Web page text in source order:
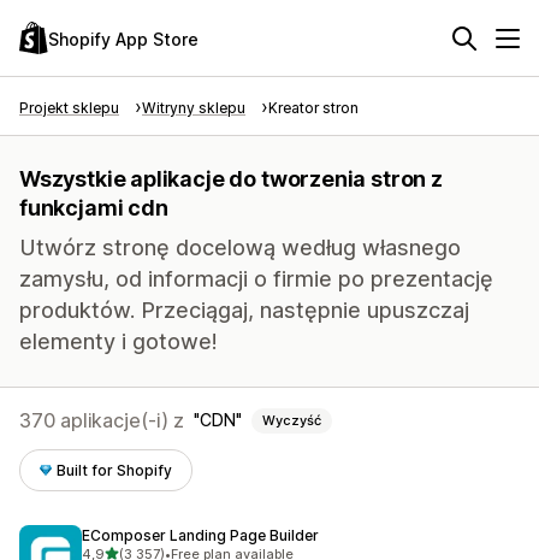
Shopify App Store
Projekt sklepu Witryny sklepu Kreator stron
Wszystkie aplikacje do tworzenia stron z
funkcjami cdn
Utwórz stronę docelową według własnego
zamysłu, od informacji o firmie po prezentację
produktów. Przeciągaj, następnie upuszczaj
elementy i gotowe!
370 aplikacje(-i) z CDN Wyczyść
Built for Shopify
EComposer Landing Page Builder
4,9na 5 gwiazdek
(3 357)•Free plan available